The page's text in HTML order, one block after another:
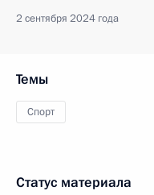
2 сентября 2024 года
Темы
Спорт
Статус материала